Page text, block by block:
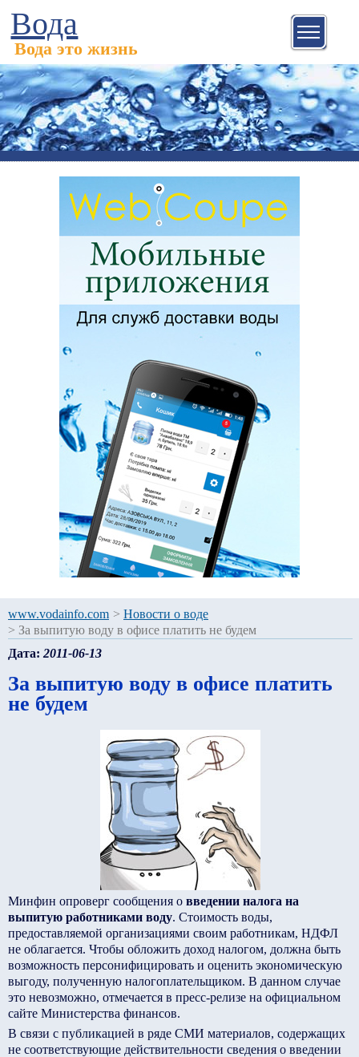
Вода
Вода это жизнь
www.vodainfo.com > Новости о воде
> За выпитую воду в офисе платить не будем
Дата: 2011-06-13
За выпитую воду в офисе платить
не будем
Минфин опроверг сообщения о введении налога на
выпитую работниками воду. Стоимость воды,
предоставляемой организациями своим работникам, НДФЛ
не облагается. Чтобы обложить доход налогом, должна быть
возможность персонифицировать и оценить экономическую
выгоду, полученную налогоплательщиком. В данном случае
это невозможно, отмечается в пресс-релизе на официальном
сайте Министерства финансов.
В связи с публикацией в ряде СМИ материалов, содержащих
не соответствующие действительности сведения о введении